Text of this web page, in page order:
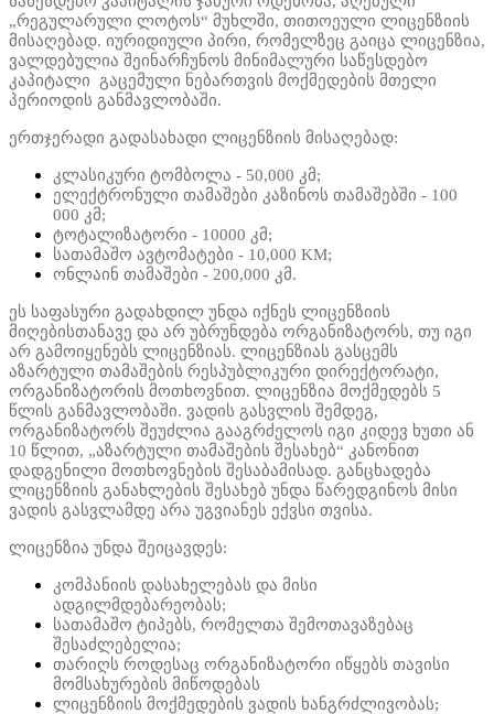
„რეგულარული ლოტოს“ მუხლში, თითოეული ლიცენზიის
მისაღებად. იურიდიული პირი, რომელზეც გაიცა ლიცენზია,
ვალდებულია შეინარჩუნოს მინიმალური საწესდებო
კაპიტალი გაცემული ნებართვის მოქმედების მთელი
პერიოდის განმავლობაში.
ერთჯერადი გადასახადი ლიცენზიის მისაღებად:
კლასიკური ტომბოლა - 50,000 კმ;
ელექტრონული თამაშები კაზინოს თამაშებში - 100
000 კმ;
ტოტალიზატორი - 10000 კმ;
სათამაშო ავტომატები - 10,000 KM;
ონლაინ თამაშები - 200,000 კმ.
ეს საფასური გადახდილ უნდა იქნეს ლიცენზიის
მიღებისთანავე და არ უბრუნდება ორგანიზატორს, თუ იგი
არ გამოიყენებს ლიცენზიას. ლიცენზიას გასცემს
აზარტული თამაშების რესპუბლიკური დირექტორატი,
ორგანიზატორის მოთხოვნით. ლიცენზია მოქმედებს 5
წლის განმავლობაში. ვადის გასვლის შემდეგ,
ორგანიზატორს შეუძლია გააგრძელოს იგი კიდევ ხუთი ან
10 წლით, „აზარტული თამაშების შესახებ“ კანონით
დადგენილი მოთხოვნების შესაბამისად. განცხადება
ლიცენზიის განახლების შესახებ უნდა წარედგინოს მისი
ვადის გასვლამდე არა უგვიანეს ექვსი თვისა.
ლიცენზია უნდა შეიცავდეს:
კომპანიის დასახელებას და მისი
ადგილმდებარეობას;
სათამაშო ტიპებს, რომელთა შემოთავაზებაც
შესაძლებელია;
თარიღს როდესაც ორგანიზატორი იწყებს თავისი
მომსახურების მიწოდებას
ლიცენზიის მოქმედების ვადის ხანგრძლივობას;